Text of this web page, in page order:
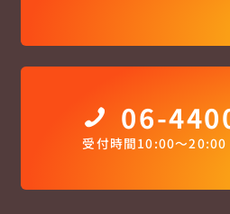
06-
受付時間10:00〜20:00